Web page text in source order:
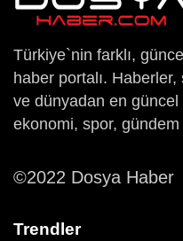
Türkiye`nin farklı,
haber portalı.
ve dünyadan en
ekonomi, spor,
©2022 Dosya Haber
Trendler